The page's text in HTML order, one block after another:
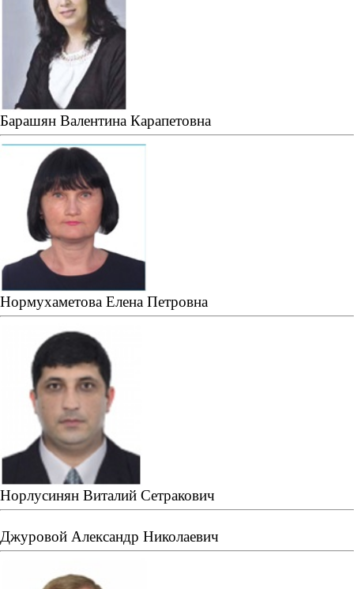
Барашян Валентина Карапетовна
Нормухаметова Елена Петровна
Норлусинян Виталий Сетракович
Джуровой Александр Николаевич